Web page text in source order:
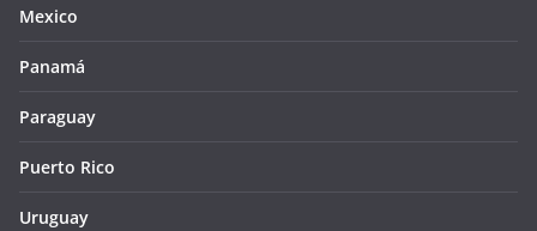
Mexico
Panamá
Paraguay
Puerto Rico
Uruguay